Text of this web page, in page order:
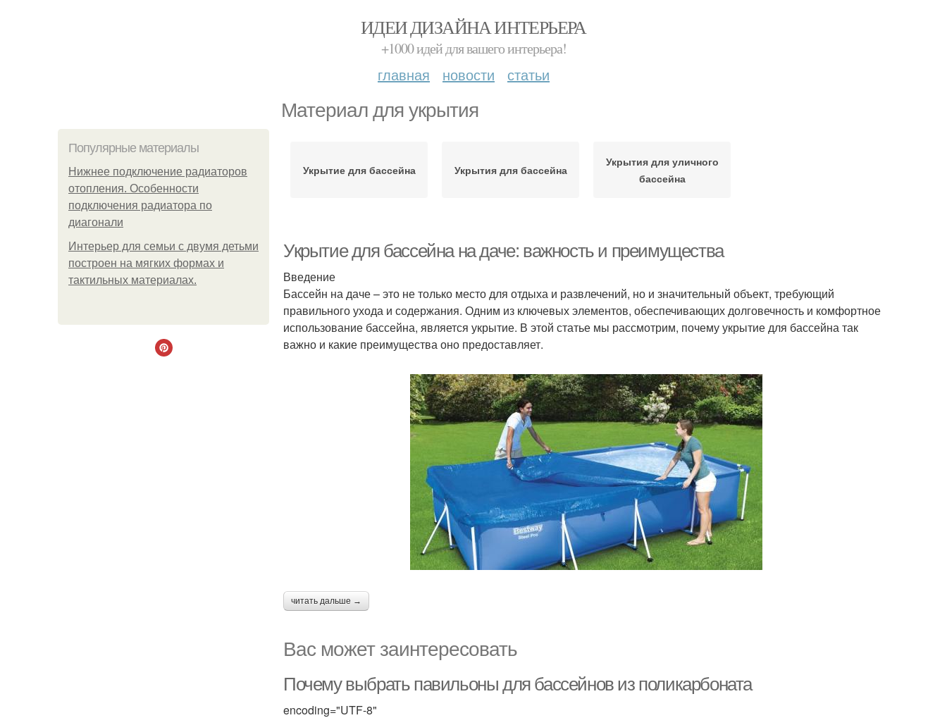
ИДЕИ ДИЗАЙНА ИНТЕРЬЕРА
+1000 идей для вашего интерьера!
главная новости статьи
Материал для укрытия
Популярные материалы
Нижнее подключение радиаторов
отопления. Особенности
подключения радиатора по
диагонали
Интерьер для семьи с двумя детьми
построен на мягких формах и
тактильных материалах.
Укрытие для бассейна Укрытия для бассейна
Укрытия для уличного
бассейна
Укрытие для бассейна на даче: важность и преимущества
Введение
Бассейн на даче – это не только место для отдыха и развлечений, но и значительный объект, требующий
правильного ухода и содержания. Одним из ключевых элементов, обеспечивающих долговечность и комфортное
использование бассейна, является укрытие. В этой статье мы рассмотрим, почему укрытие для бассейна так
важно и какие преимущества оно предоставляет.
читать дальше →
Вас может заинтересовать
Почему выбрать павильоны для бассейнов из поликарбоната
encoding="UTF-8"